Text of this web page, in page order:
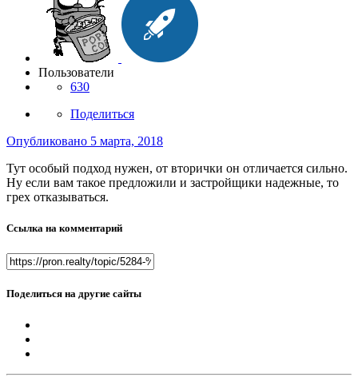
Пользователи
630
Поделиться
Опубликовано 5 марта, 2018
Тут особый подход нужен, от вторички он отличается сильно.
Ну если вам такое предложили и застройщики надежные, то
грех отказываться.
Ссылка на комментарий
Поделиться на другие сайты